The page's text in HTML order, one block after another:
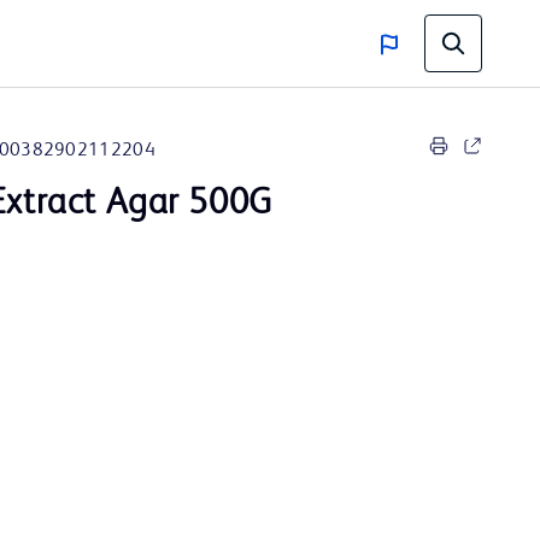
00382902112204
Agar 500G